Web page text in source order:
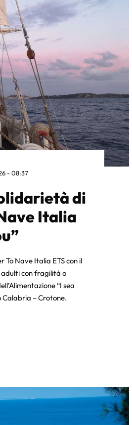
- 08:37
di
Italia
To Nave Italia ETS con il
con fragilità o
“I sea
Calabria – Crotone.